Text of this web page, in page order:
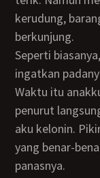
kerudung,
berkunjung.
Seperti biasanya, jatah anakku tidur siang aku
ingatkan
Waktu itu
penurut
aku kelonin.
yang benar-
panasnya.